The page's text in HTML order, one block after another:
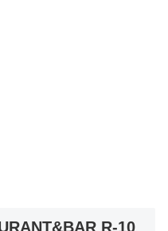
R-10